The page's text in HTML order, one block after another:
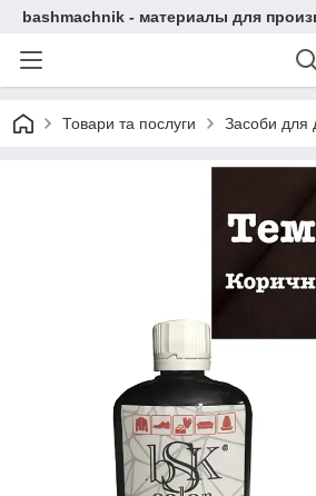
bashmachnik - материалы для
Товари та послуги Засоби для